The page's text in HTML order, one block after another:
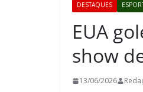
DESTAQUES
EUA
show
13/06/2026